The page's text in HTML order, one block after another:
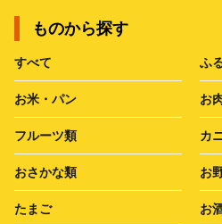
ものから探す
すべて ふ
お米・パン お
フルーツ類 カ
おさかな類 お
たまご お